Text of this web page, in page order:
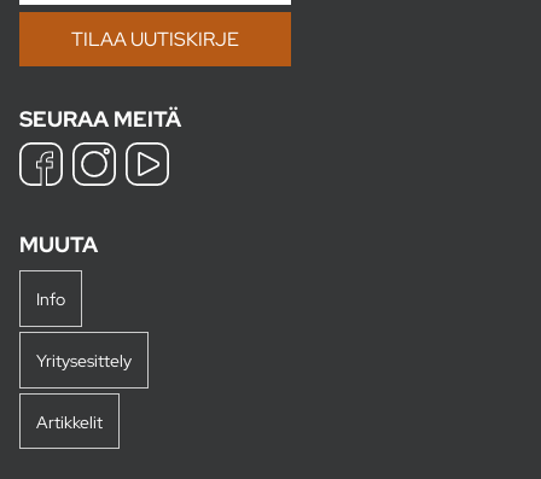
SEURAA MEITÄ
MUUTA
Info
Yritysesittely
Artikkelit